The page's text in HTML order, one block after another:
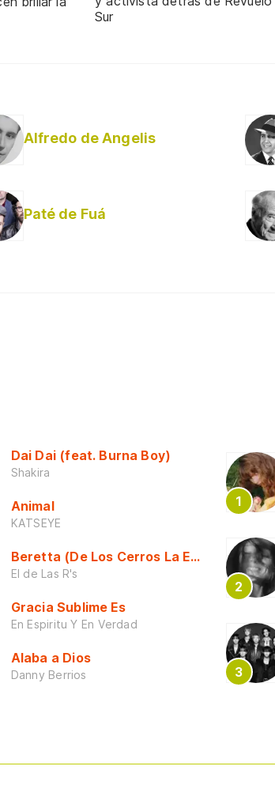
Sur
Alfredo de Angelis
Paté de Fuá
Dai Dai (feat. Burna Boy)
Shakira
Animal
KATSEYE
Beretta (De Los Cerros La Escuela)
El de Las R's
Gracia Sublime Es
En Espiritu Y En Verdad
Alaba a Dios
Danny Berrios